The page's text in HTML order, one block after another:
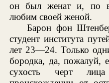
он был женат и, по
любим своей женой.
Барон фон
студент института
лет 23—24. Только
бородка, да, пожалуй,
сухость черт